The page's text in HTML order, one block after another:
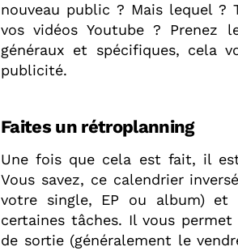
nouveau public ? Mais lequel ?
vos vidéos Youtube ?
généraux et spécifiques, cela
publicité.
Faites un rétroplanning
Une fois que cela est fait, il
Vous savez, ce calendrier
votre single, EP ou album) et
certaines tâches. Il vous
de sortie (généralement le